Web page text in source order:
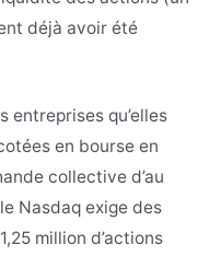
déjà avoir été
entreprises qu’elles
en bourse en
collective d’au
Nasdaq exige des
million d’actions